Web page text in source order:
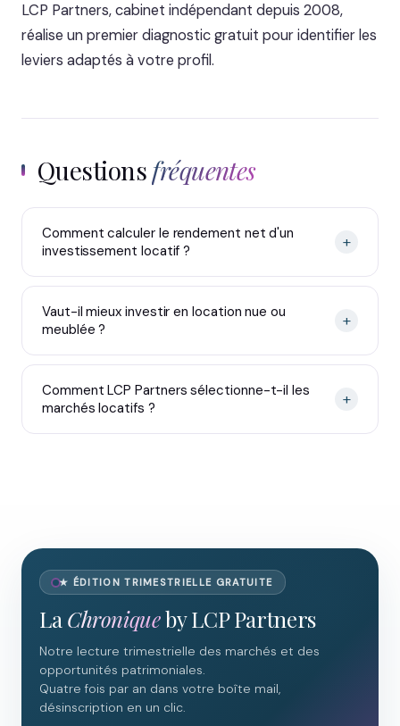
LCP Partners, cabinet indépendant depuis 2008,
réalise un premier diagnostic gratuit pour identifier les
leviers adaptés à votre profil.
Questionsfréquentes
Comment calculer le rendement net d'un
investissement locatif ?
+
Vaut-il mieux investir en location nue ou
meublée ?
+
Comment LCP Partners sélectionne-t-il les
marchés locatifs ?
+
★ ÉDITION TRIMESTRIELLE GRATUITE
La Chroniqueby LCP Partners
Notre lecture trimestrielle des marchés et des
opportunités patrimoniales.
Quatre fois par an dans votre boîte mail,
désinscription en un clic.